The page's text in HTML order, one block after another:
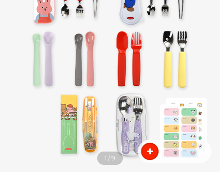
1 /9